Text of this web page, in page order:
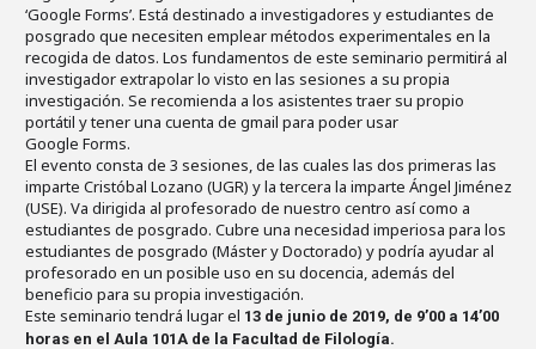
‘Google Forms’. Está destinado a investigadores y estudiantes de
posgrado que necesiten emplear métodos experimentales en la
recogida de datos. Los fundamentos de este seminario permitirá al
investigador extrapolar lo visto en las sesiones a su propia
investigación. Se recomienda a los asistentes traer su propio
portátil y tener una cuenta de gmail para poder usar
Google Forms.
El evento consta de 3 sesiones, de las cuales las dos primeras las
imparte Cristóbal Lozano (UGR) y la tercera la imparte Ángel Jiménez
(USE). Va dirigida al profesorado de nuestro centro así como a
estudiantes de posgrado. Cubre una necesidad imperiosa para los
estudiantes de posgrado (Máster y Doctorado) y podría ayudar al
profesorado en un posible uso en su docencia, además del
beneficio para su propia investigación.
Este seminario tendrá lugar el 13 de junio de 2019, de 9’00 a 14’00
horas en el Aula 101A de la Facultad de Filología.